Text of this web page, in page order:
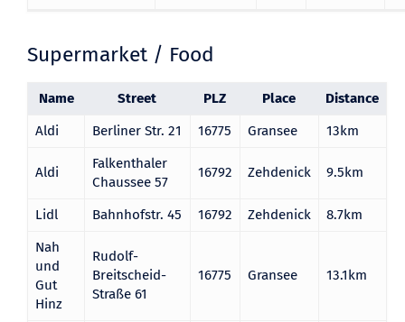
Supermarket / Food
Name Street PLZ Place
Distance
Aldi
Berliner Str. 21 16775 Gransee 13km
Aldi
Falkenthaler
Chaussee 57
16792 Zehdenick 9.5km
Lidl Bahnhofstr. 45 16792 Zehdenick
8.7km
Nah
und
Gut
Hinz
Rudolf-
Breitscheid-
Straße 61
16775 Gransee 13.1km